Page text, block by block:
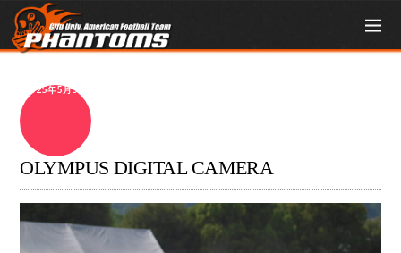
2025年5月5日
OLYMPUS DIGITAL CAMERA